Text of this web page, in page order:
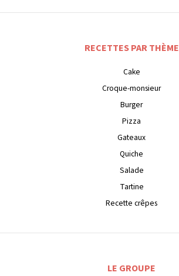
RECETTES PAR THÈME
Cake
Croque-monsieur
Burger
Pizza
Gateaux
Quiche
Salade
Tartine
Recette crêpes
LE GROUPE